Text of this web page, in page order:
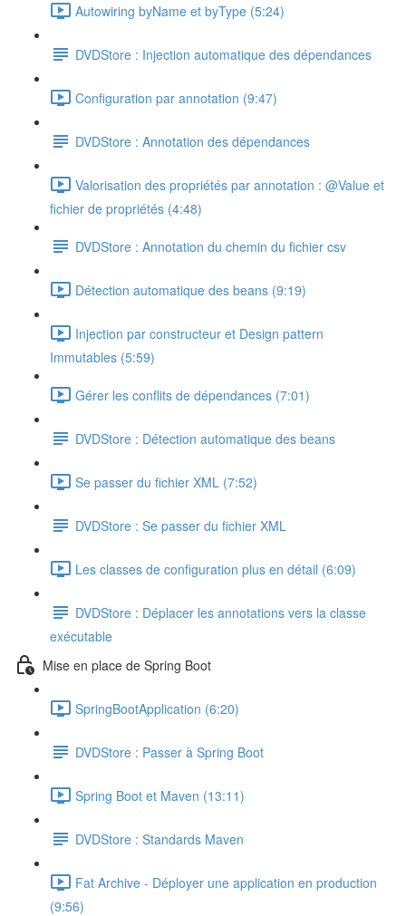
Autowiring byName et byType (5:24)
DVDStore : Injection automatique des dépendances
Configuration par annotation (9:47)
DVDStore : Annotation des dépendances
Valorisation des propriétés par annotation : @Value et
fichier de propriétés (4:48)
DVDStore : Annotation du chemin du fichier csv
Détection automatique des beans (9:19)
Injection par constructeur et Design pattern
Immutables (5:59)
Gérer les conflits de dépendances (7:01)
DVDStore : Détection automatique des beans
Se passer du fichier XML (7:52)
DVDStore : Se passer du fichier XML
Les classes de configuration plus en détail (6:09)
DVDStore : Déplacer les annotations vers la classe
exécutable
Mise en place de Spring Boot
SpringBootApplication (6:20)
DVDStore : Passer à Spring Boot
Spring Boot et Maven (13:11)
DVDStore : Standards Maven
Fat Archive - Déployer une application en production
(9:56)